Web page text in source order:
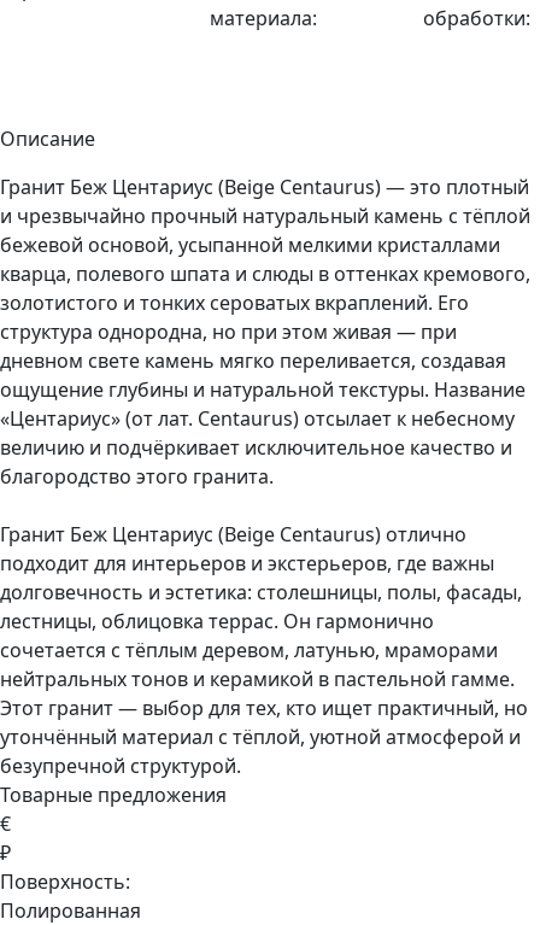
материала:
обработки:
Описание
Гранит Беж Центариус (Beige Centaurus) — это плотный
и чрезвычайно прочный натуральный камень с тёплой
бежевой основой, усыпанной мелкими кристаллами
кварца, полевого шпата и слюды в оттенках кремового,
золотистого и тонких сероватых вкраплений. Его
структура однородна, но при этом живая — при
дневном свете камень мягко переливается, создавая
ощущение глубины и натуральной текстуры. Название
«Центариус» (от лат. Centaurus) отсылает к небесному
величию и подчёркивает исключительное качество и
благородство этого гранита.
Гранит Беж Центариус (Beige Centaurus) отлично
подходит для интерьеров и экстерьеров, где важны
долговечность и эстетика: столешницы, полы, фасады,
лестницы, облицовка террас. Он гармонично
сочетается с тёплым деревом, латунью, мраморами
нейтральных тонов и керамикой в пастельной гамме.
Этот гранит — выбор для тех, кто ищет практичный, но
утончённый материал с тёплой, уютной атмосферой и
безупречной структурой.
Товарные предложения
€
₽
Поверхность:
Полированная